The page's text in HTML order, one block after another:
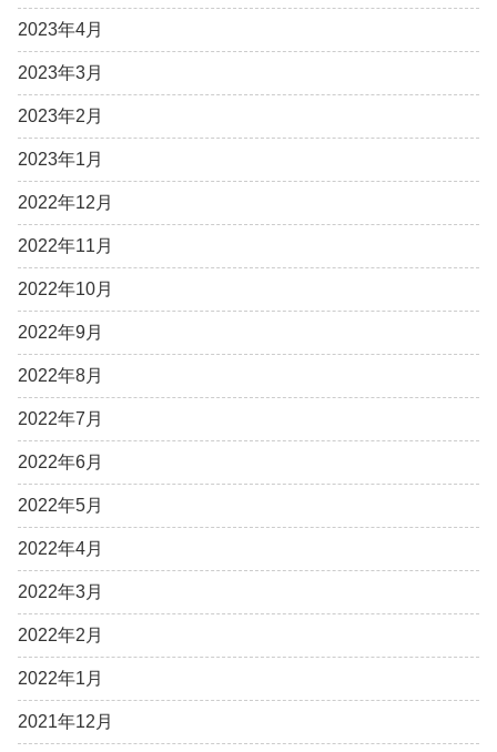
2023年4月
2023年3月
2023年2月
2023年1月
2022年12月
2022年11月
2022年10月
2022年9月
2022年8月
2022年7月
2022年6月
2022年5月
2022年4月
2022年3月
2022年2月
2022年1月
2021年12月